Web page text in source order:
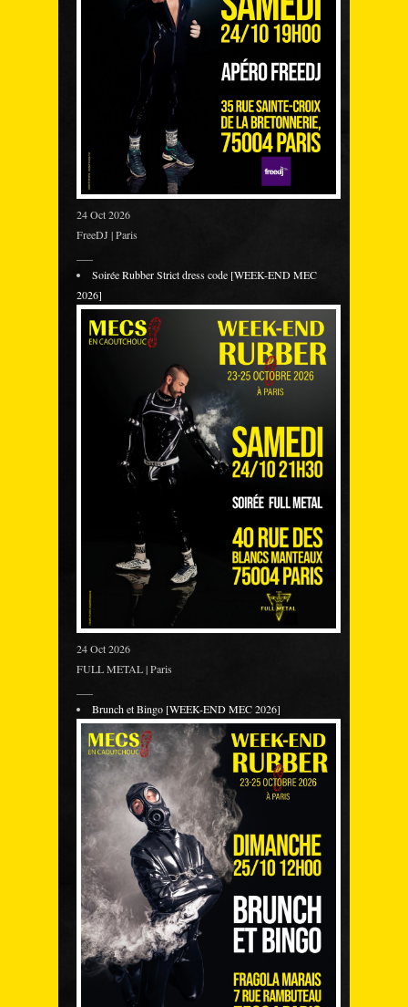
24 Oct 2026
FreeDJ | Paris
Soirée Rubber Strict dress code [WEEK-END MEC
2026]
24 Oct 2026
FULL METAL | Paris
Brunch et Bingo [WEEK-END MEC 2026]